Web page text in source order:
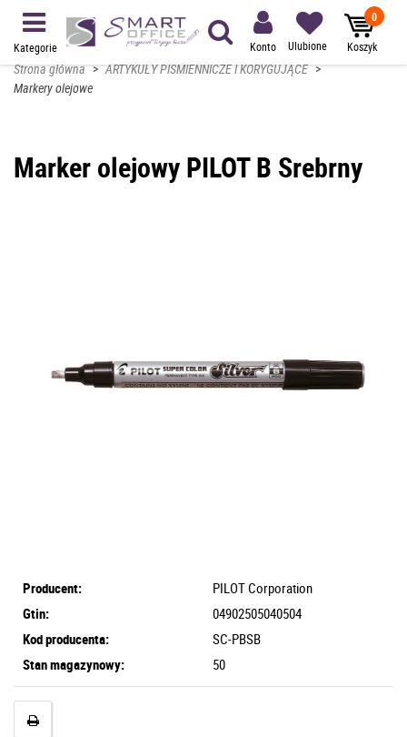
Kategorie Konto Ulubione
0
Koszyk
Strona główna > ARTYKUŁY PIŚMIENNICZE I KORYGUJĄCE >
Markery olejowe
Marker olejowy PILOT B Srebrny
Producent:
PILOT Corporation
Gtin:
04902505040504
Kod producenta:
SC-PBSB
Stan magazynowy:
50